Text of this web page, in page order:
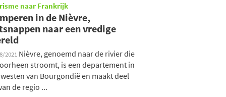
naar Frankrijk
in de Nièvre,
naar een vredige
2021 Nièvre, genoemd naar de rivier die
stroomt, is een departement in
van Bourgondië en maakt deel
de regio ...